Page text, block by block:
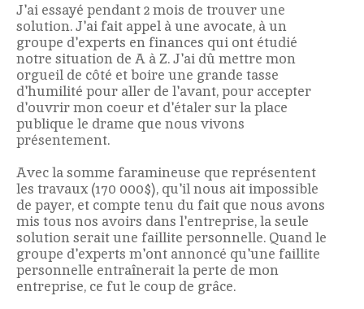
J'ai essayé pendant 2 mois de trouver une
solution. J'ai fait appel à une avocate, à un
groupe d'experts en finances qui ont étudié
notre situation de A à Z. J'ai dû mettre mon
orgueil de côté et boire une grande tasse
d'humilité pour aller de l'avant, pour accepter
d'ouvrir mon coeur et d'étaler sur la place
publique le drame que nous vivons
présentement.
Avec la somme faramineuse que représentent
les travaux (170 000$), qu'il nous ait impossible
de payer, et compte tenu du fait que nous avons
mis tous nos avoirs dans l'entreprise, la seule
solution serait une faillite personnelle. Quand le
groupe d'experts m'ont annoncé qu'une faillite
personnelle entraînerait la perte de mon
entreprise, ce fut le coup de grâce.